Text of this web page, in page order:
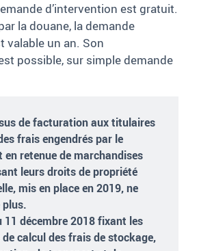
d’intervention est gratuit.
la douane, la demande
valable un an. Son
possible, sur simple demande
de facturation aux titulaires
frais engendrés par le
en retenue de marchandises
leurs droits de propriété
mis en place en 2019, ne
plus.
11 décembre 2018 fixant les
calcul des frais de stockage,